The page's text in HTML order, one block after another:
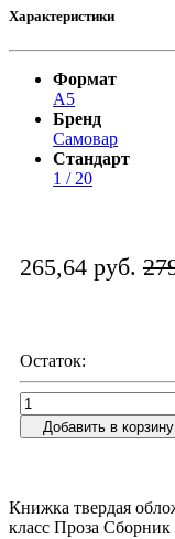
Характеристики
Формат
А5
Бренд
Самовар
Стандарт
1 / 20
265,64 руб.
Остаток:
Добавить в корзину
Книжка твердая
класс Проза